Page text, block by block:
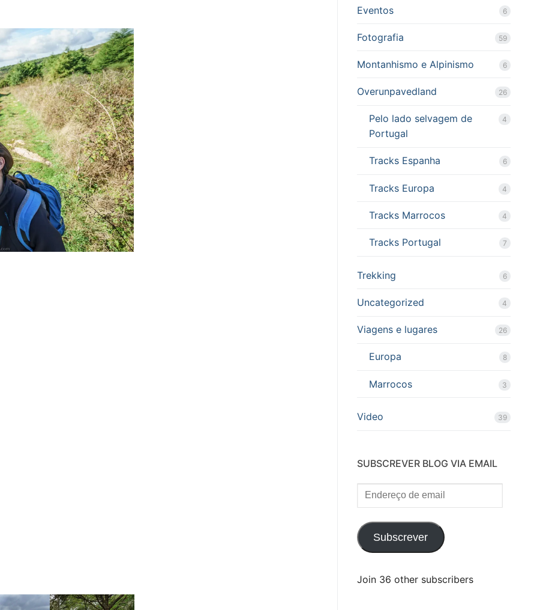
Eventos 6
Fotografia 59
Montanhismo e Alpinismo 6
Overunpavedland 26
Pelo lado selvagem de
Portugal
4
Tracks Espanha 6
Tracks Europa 4
Tracks Marrocos 4
Tracks Portugal 7
Trekking 6
Uncategorized 4
Viagens e lugares 26
Europa 8
Marrocos 3
Video 39
SUBSCREVER BLOG VIA EMAIL
Endereço
de
email
Subscrever
Join 36 other subscribers